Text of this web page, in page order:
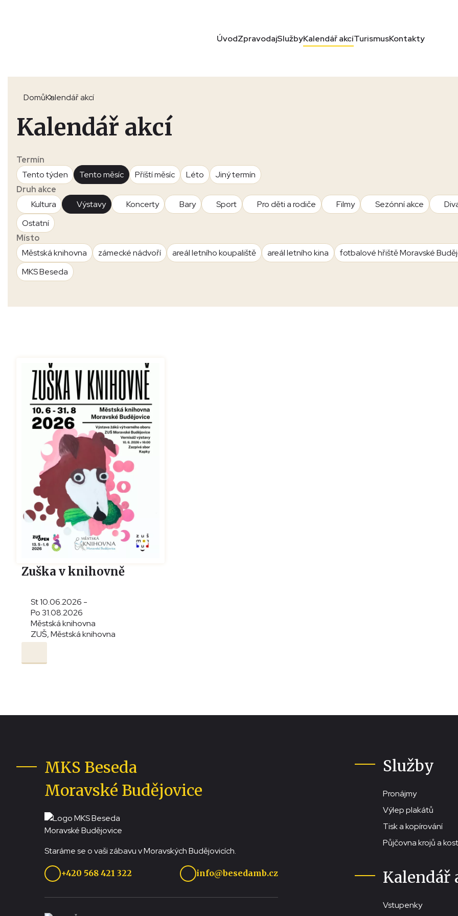
ÚvodZpravodajSlužbyKalendář akcíTurismusKontakty
DomůKalendář akcí
Kalendář akcí
Termín
Tento týden
Tento měsíc Příští měsíc Léto
Jiný termín
Druh akce
Kultura
Výstavy Koncerty Bary Sport Pro děti a rodiče Filmy Sezónní akce
Ostatní
Místo
Městská knihovna
zámecké nádvoří areál letního koupaliště areál letního kina
fotbalové hřiště Moravské
MKS Beseda
Zuška v knihovně
St 10.06.2026 -
Po 31.08.2026
Městská knihovna
ZUŠ, Městská knihovna
MKS Beseda
Moravské Budějovice
Staráme se o vaši zábavu v Moravských Budějovicích.
+420 568 421 322 info@besedamb.cz
Služby
Pronájmy
Výlep plakátů
Tisk a kopírování
Půjčovna krojů a
Kalendář
Vstupenky